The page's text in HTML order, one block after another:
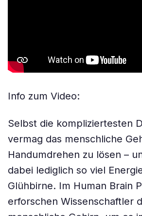
Info zum Video:
Selbst die kompliziertesten
vermag das menschliche
Handumdrehen zu lösen –
dabei lediglich so viel
Glühbirne. Im Human Brain
erforschen Wissenschaftler